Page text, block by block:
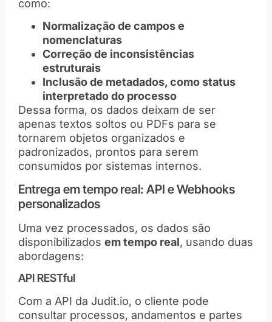
como:
Normalização de campos e
nomenclaturas
Correção de inconsistências
estruturais
Inclusão de metadados, como status
interpretado do processo
Dessa forma, os dados deixam de ser
apenas textos soltos ou PDFs para se
tornarem objetos organizados e
padronizados, prontos para serem
consumidos por sistemas internos.
Entrega em tempo real: API e Webhooks
personalizados
Uma vez processados, os dados são
disponibilizados em tempo real, usando duas
abordagens:
API RESTful
Com a API da Judit.io, o cliente pode
consultar processos, andamentos e partes